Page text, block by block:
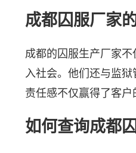
成都囚服厂家
成都的囚服生产厂家
入社会。他们还与监
责任感不仅赢得了客户
如何查询成都